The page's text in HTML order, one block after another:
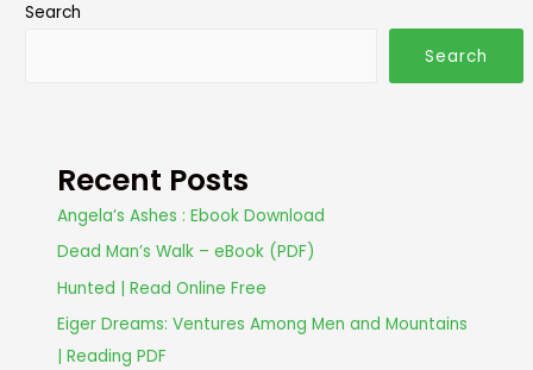
Search
Search
Recent Posts
Angela’s Ashes : Ebook Download
Dead Man’s Walk – eBook (PDF)
Hunted | Read Online Free
Eiger Dreams: Ventures Among Men and Mountains
| Reading PDF